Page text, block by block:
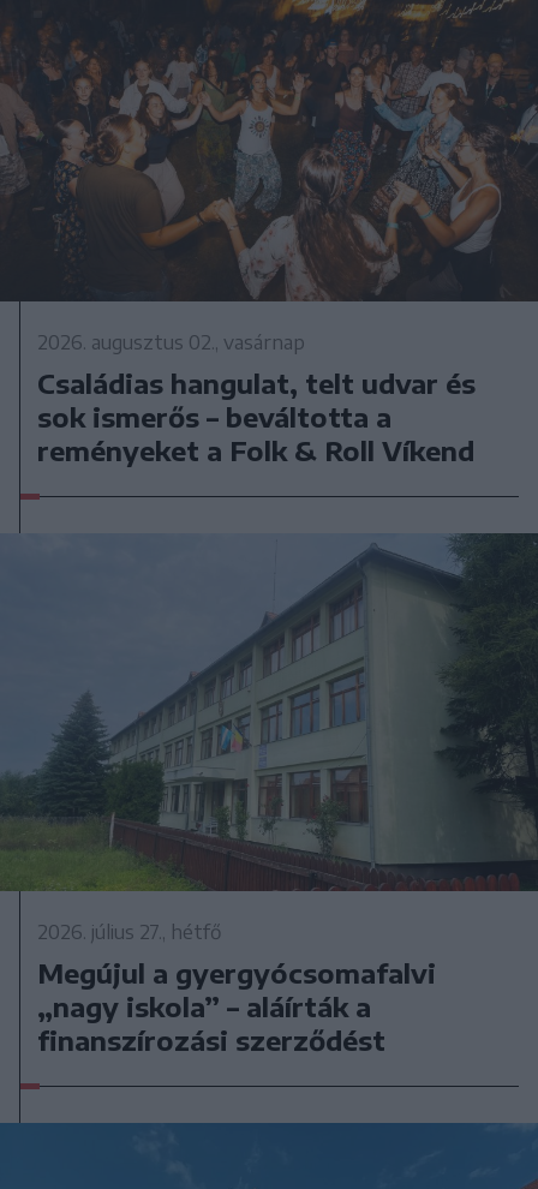
2026. augusztus 02., vasárnap
Családias hangulat, telt udvar és
sok ismerős – beváltotta a
reményeket a Folk & Roll Víkend
2026. július 27., hétfő
Megújul a gyergyócsomafalvi
„nagy iskola” – aláírták a
finanszírozási szerződést